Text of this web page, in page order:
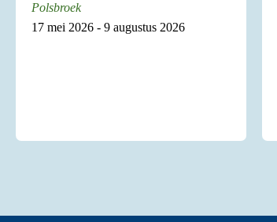
Polsbroek
17 mei 2026 - 9 augustus 2026